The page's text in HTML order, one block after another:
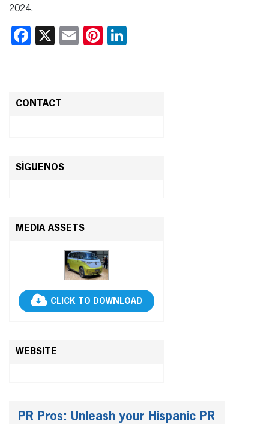
2024.
Facebook
X EmailPinterest
CONTACT
SÍGUENOS
MEDIA ASSETS
CLICK TO DOWNLOAD
WEBSITE
PR Pros: Unleash your Hispanic PR